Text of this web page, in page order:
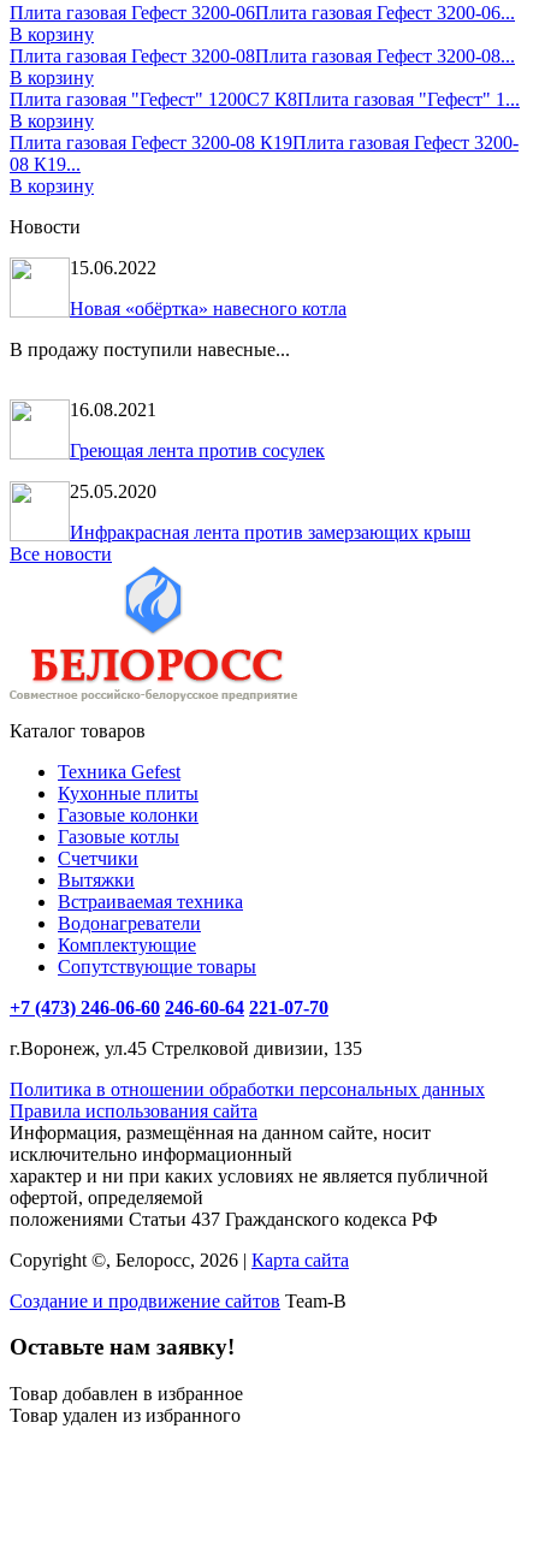
Плита газовая Гефест 3200-06Плита газовая Гефест 3200-06...
В корзину
Плита газовая Гефест 3200-08Плита газовая Гефест 3200-08...
В корзину
Плита газовая "Гефест" 1200С7 К8Плита газовая "Гефест" 1...
В корзину
Плита газовая Гефест 3200-08 К19Плита газовая Гефест 3200-
08 К19...
В корзину
Новости
15.06.2022
Новая «обёртка» навесного котла
В продажу поступили навесные...
16.08.2021
Греющая лента против сосулек
25.05.2020
Инфракрасная лента против замерзающих крыш
Все новости
Каталог товаров
Техника Gefest
Кухонные плиты
Газовые колонки
Газовые котлы
Счетчики
Вытяжки
Встраиваемая техника
Водонагреватели
Комплектующие
Сопутствующие товары
+7 (473) 246-06-60 246-60-64 221-07-70
г.Воронеж, ул.45 Стрелковой дивизии, 135
Политика в отношении обработки персональных данных
Правила использования сайта
Информация, размещённая на данном сайте, носит
исключительно информационный
характер и ни при каких условиях не является публичной
офертой, определяемой
положениями Статьи 437 Гражданского кодекса РФ
Copyright ©, Белоросс, 2026 | Карта сайта
Создание и продвижение сайтов Team-B
Оставьте нам заявку!
Товар добавлен в избранное
Товар удален из избранного